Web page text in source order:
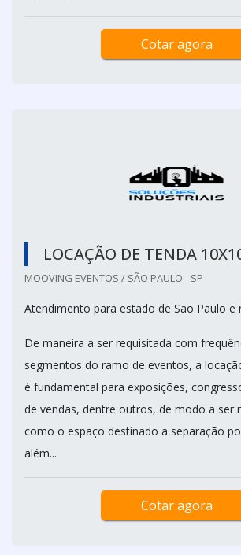
Cotar agora
LOCAÇÃO DE TENDA
MOOVING EVENTOS / SÃO PAULO - SP
Atendimento para estado de São Paulo e
De maneira a ser requisitada com
segmentos do ramo de eventos, a
é fundamental para exposições,
de vendas, dentre outros, de modo a ser
como o espaço destinado a separação
além...
Cotar agora